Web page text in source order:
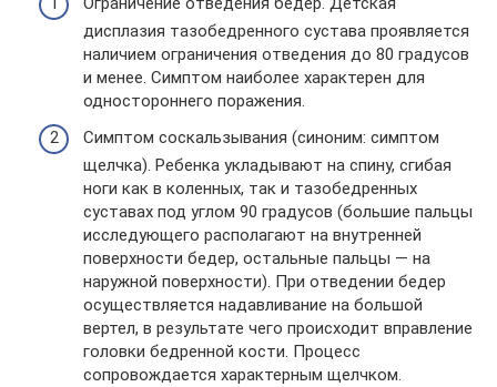
дисплазия тазобедренного сустава проявляется
наличием ограничения отведения до 80 градусов
и менее. Симптом наиболее характерен для
одностороннего поражения.
Симптом соскальзывания (синоним: симптом
щелчка). Ребенка укладывают на спину, сгибая
ноги как в коленных, так и тазобедренных
суставах под углом 90 градусов (большие пальцы
исследующего располагают на внутренней
поверхности бедер, остальные пальцы — на
наружной поверхности). При отведении бедер
осуществляется надавливание на большой
вертел, в результате чего происходит вправление
головки бедренной кости. Процесс
сопровождается характерным щелчком.